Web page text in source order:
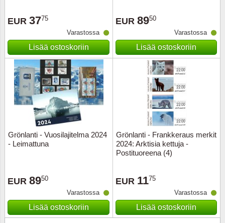
EUR 3775
Varastossa
Lisää ostoskoriin
EUR 8950
Varastossa
Lisää ostoskoriin
Grönlanti - Vuosilajitelma 2024
- Leimattuna
EUR 8950
Varastossa
Lisää ostoskoriin
Grönlanti - Frankkeraus merkit
2024: Arktisia kettuja -
Postituoreena (4)
EUR 1175
Varastossa
Lisää ostoskoriin